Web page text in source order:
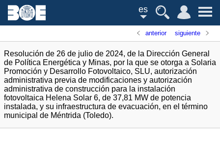
es
anterior siguiente
Resolución de 26 de julio de 2024, de la Dirección General
de Política Energética y Minas, por la que se otorga a Solaria
Promoción y Desarrollo Fotovoltaico, SLU, autorización
administrativa previa de modificaciones y autorización
administrativa de construcción para la instalación
fotovoltaica Helena Solar 6, de 37,81 MW de potencia
instalada, y su infraestructura de evacuación, en el término
municipal de Méntrida (Toledo).